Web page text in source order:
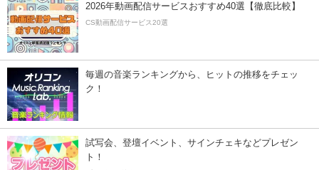
2026年動画配信サービスおすすめ40選【徹底比較】
CS動画配信サービス20選
毎週の音楽ランキングから、ヒットの推移をチェッ
ク！
試写会、登壇イベント、サインチェキなどプレゼン
ト！